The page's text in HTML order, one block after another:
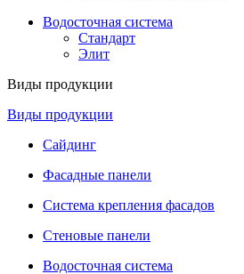
Водосточная система
Стандарт
Элит
Виды продукции
Виды продукции
Сайдинг
Фасадные панели
Система крепления фасадов
Стеновые панели
Водосточная система